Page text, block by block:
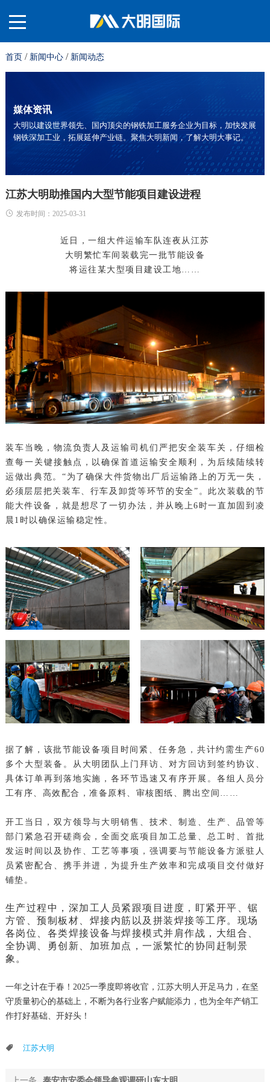
关
们
平
务
服
关
系
首页/ 新闻中心/ 新闻动态
媒体资讯
大明以建设世界领先、国内顶尖的钢铁加工服务企业为目标，加快发展
钢铁深加工业，拓展延伸产业链。聚焦大明新闻，了解大明大事记。
江苏大明助推国内大型节能项目建设进程
发布时间：2025-03-31
近日，一组大件运输车队连夜从江苏
大明繁忙车间装载完一批节能设备
将运往某大型项目建设工地……
装车当晚，物流负责人及运输司机们严把安全装车关，仔细检
查每一关键接触点，以确保首道运输安全顺利，为后续陆续转
运做出典范。“为了确保大件货物出厂后运输路上的万无一失，
必须层层把关装车、行车及卸货等环节的安全”。此次装载的节
能大件设备，就是想尽了一切办法，并从晚上6时一直加固到凌
晨1时以确保运输稳定性。
据了解，该批节能设备项目时间紧、任务急，共计约需生产60
多个大型装备。从大明团队上门拜访、对方回访到签约协议、
具体订单再到落地实施，各环节迅速又有序开展。各组人员分
工有序、高效配合，准备原料、审核图纸、腾出空间……
开工当日，双方领导与大明销售、技术、制造、生产、品管等
部门紧急召开磋商会，全面交底项目加工总量、总工时、首批
发运时间以及协作、工艺等事项，强调要与节能设备方派驻人
员紧密配合、携手并进，为提升生产效率和完成项目交付做好
铺垫。
生产过程中，深加工人员紧跟项目进度，盯紧开平、锯
方管、预制板材、焊接内筋以及拼装焊接等工序。现场
各岗位、各类焊接设备与焊接模式并肩作战，大组合、
全协调、勇创新、加班加点，一派繁忙的协同赶制景
象。
一年之计在于春！2025一季度即将收官，江苏大明人开足马力，在坚
守质量初心的基础上，不断为各行业客户赋能添力，也为全年产销工
作打好基础、开好头！
江苏大明